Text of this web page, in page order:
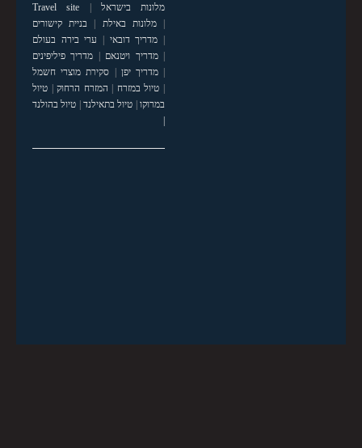
מלונות בישראל |
Travel site
|מלונות באילת | בניית קישורים
| מדריך דובאי | ערי בירה בעולם
|מדריך ויטנאם | מדריך פיליפינים
|מדריך יפן | סקירת מוצרי חשמל
| טיול במזרח | המזרח הרחוק| טיול
במרוקו| טיול בתאילנד| טיול בהולנד
|